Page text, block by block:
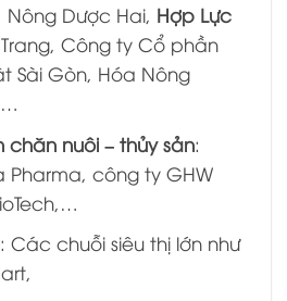
Nông Dược Hai, Hợp Lực
Công ty Cổ phần
Sài Gòn, Hóa Nông
nuôi – thủy sản:
Pharma, công ty GHW
: Các chuỗi siêu thị lớn như